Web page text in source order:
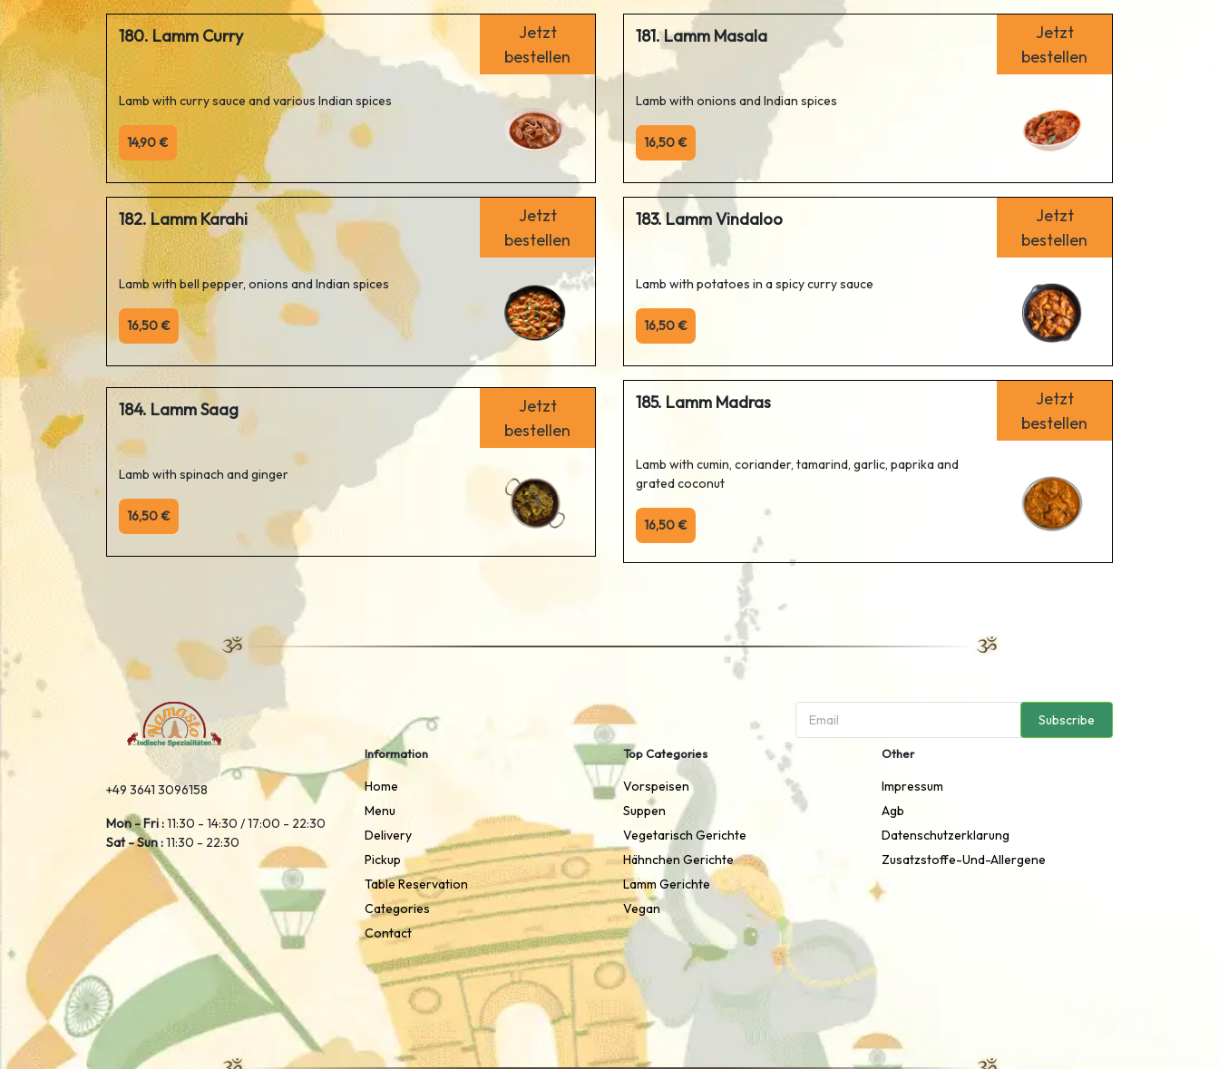
180. Lamm Curry
Jetzt
bestellen
Lamb with curry sauce and various Indian spices
14,90 €
181. Lamm Masala
Jetzt
bestellen
Lamb with onions and Indian spices
16,50 €
182. Lamm Karahi
Jetzt
bestellen
Lamb with bell pepper, onions and Indian spices
16,50 €
183. Lamm Vindaloo
Jetzt
bestellen
Lamb with potatoes in a spicy curry sauce
16,50 €
184. Lamm Saag
Jetzt
bestellen
Lamb with spinach and ginger
16,50 €
185. Lamm Madras
Jetzt
bestellen
Lamb with cumin, coriander, tamarind, garlic, paprika and
grated coconut
16,50 €
Subscribe
+49 3641 3096158
Mon - Fri :11:30 - 14:30 / 17:00 - 22:30
Sat - Sun :11:30 - 22:30
Information
Home
Menu
Delivery
Pickup
Table Reservation
Categories
Contact
Top Categories
Vorspeisen
Suppen
Vegetarisch Gerichte
Hähnchen Gerichte
Lamm Gerichte
Vegan
Other
Impressum
Agb
Datenschutzerklarung
Zusatzstoffe-Und-Allergene